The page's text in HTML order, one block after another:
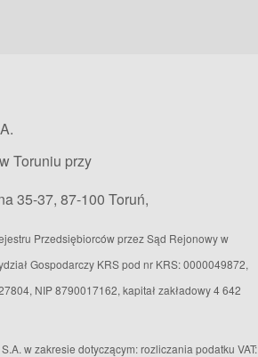
Toruniu przy
35-37, 87-100 Toruń,
Przedsiębiorców przez Sąd Rejonowy w
Gospodarczy KRS pod nr KRS: 0000049872,
NIP 8790017162, kapitał zakładowy 4 642
w zakresie dotyczącym: rozliczania podatku VAT: